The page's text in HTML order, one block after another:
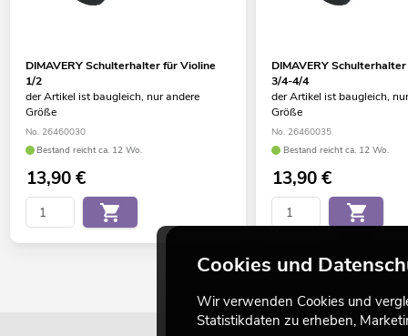
DIMAVERY Schulterhalter für Violine
1/2
der Artikel ist baugleich, nur andere
Größe
No. 26460030
Bestand reicht ca. 12 Wo.
13,90€
DIMAVERY
3/4-4/4
der Artikel ist baugleich,
Größe
No. 26460035
Bestand reicht ca. 12 Wo.
13,90€
Cookies und
Wir verwenden Cookies und
Statistikdaten zu erheben,